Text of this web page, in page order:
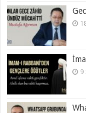
9